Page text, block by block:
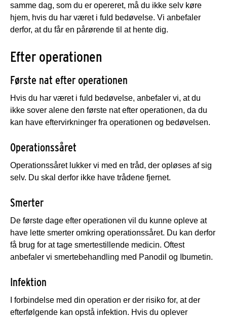
samme dag, som du er opereret, må du ikke selv køre
hjem, hvis du har været i fuld bedøvelse. Vi anbefaler
derfor, at du får en pårørende til at hente dig.
Efter operationen
Første nat efter operationen
Hvis du har været i fuld bedøvelse, anbefaler vi, at du
ikke sover alene den første nat efter operationen, da du
kan have eftervirkninger fra operationen og bedøvelsen.
Operationssåret
Operationssåret lukker vi med en tråd, der opløses af sig
selv. Du skal derfor ikke have trådene fjernet.
Smerter
De første dage efter operationen vil du kunne opleve at
have lette smerter omkring operationssåret. Du kan derfor
få brug for at tage smertestillende medicin. Oftest
anbefaler vi smertebehandling med Panodil og Ibumetin.
Infektion
I forbindelse med din operation er der risiko for, at der
efterfølgende kan opstå infektion. Hvis du oplever